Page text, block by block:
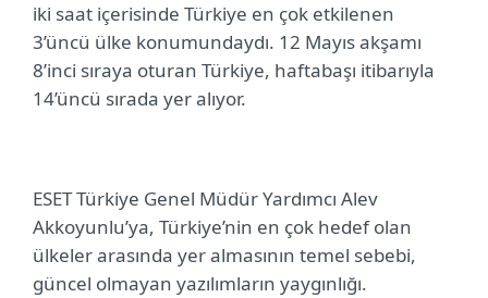
iki saat içerisinde Türkiye en çok etkilenen
3’üncü ülke konumundaydı. 12 Mayıs akşamı
8’inci sıraya oturan Türkiye, haftabaşı itibarıyla
14’üncü sırada yer alıyor.
ESET Türkiye Genel Müdür Yardımcı Alev
Akkoyunlu’ya, Türkiye’nin en çok hedef olan
ülkeler arasında yer almasının temel sebebi,
güncel olmayan yazılımların yaygınlığı.